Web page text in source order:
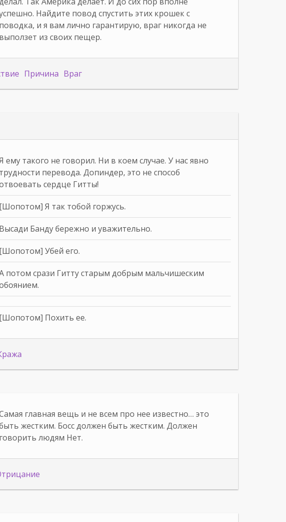
Найдите повод спустить этих крошек с
поводка, и я вам лично гарантирую, враг никогда не
выползет из своих пещер.
Причина Враг
ему такого не говорил. Ни в коем случае. У нас явно
трудности перевода. Допиндер, это не способ
сердце Гитты!
[Шопотом] Я так тобой горжусь.
Высади Банду бережно и уважительно.
[Шопотом] Убей его.
потом срази Гитту старым добрым мальчишеским
[Шопотом] Похить ее.
главная вещь и не всем про нее известно… это
жестким. Босс должен быть жестким. Должен
говорить людям Нет.